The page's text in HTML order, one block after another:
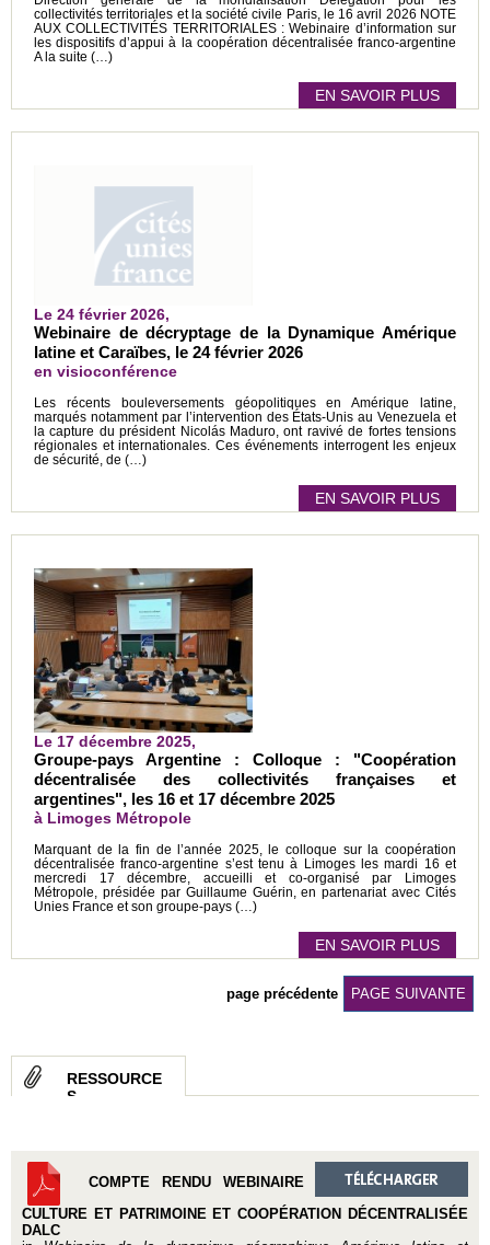
collectivités territoriales et la société civile Paris, le 16 avril 2026 NOTE
AUX COLLECTIVITÉS TERRITORIALES : Webinaire d’information sur
les dispositifs d’appui à la coopération décentralisée franco-argentine
A la suite (…)
EN SAVOIR PLUS
Le 24 février 2026,
Webinaire de décryptage de la Dynamique Amérique
latine et Caraïbes, le 24 février 2026
en visioconférence
Les récents bouleversements géopolitiques en Amérique latine,
marqués notamment par l’intervention des États-Unis au Venezuela et
la capture du président Nicolás Maduro, ont ravivé de fortes tensions
régionales et internationales. Ces événements interrogent les enjeux
de sécurité, de (…)
EN SAVOIR PLUS
Le 17 décembre 2025,
Groupe-pays Argentine : Colloque : "Coopération
décentralisée des collectivités françaises et
argentines", les 16 et 17 décembre 2025
à Limoges Métropole
Marquant de la fin de l’année 2025, le colloque sur la coopération
décentralisée franco-argentine s’est tenu à Limoges les mardi 16 et
mercredi 17 décembre, accueilli et co-organisé par Limoges
Métropole, présidée par Guillaume Guérin, en partenariat avec Cités
Unies France et son groupe-pays (…)
EN SAVOIR PLUS
page précédente PAGE SUIVANTE
RESSOURCE
S
COMPTE RENDU WEBINAIRE
CULTURE ET PATRIMOINE ET COOPÉRATION DÉCENTRALISÉE
DALC